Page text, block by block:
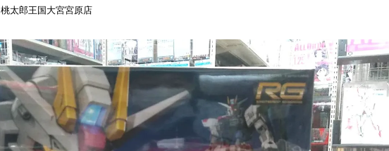
桃太郎王国大宮宮原店